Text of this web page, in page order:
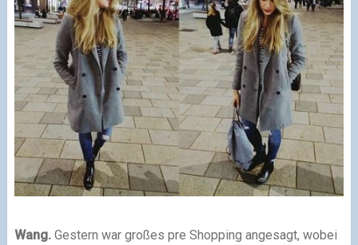
Wang.Gestern war großes pre Shopping angesagt, wobei